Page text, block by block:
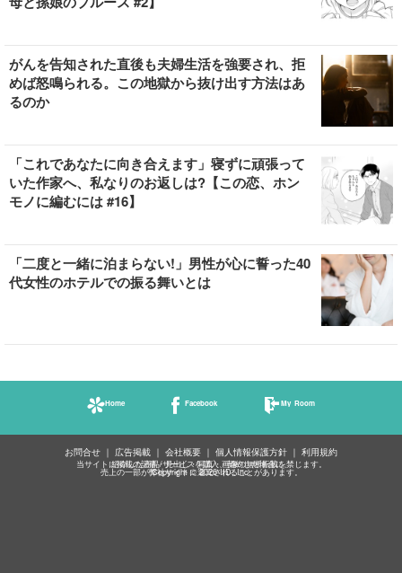
がんを告知された直後も夫婦生活を強要され、拒
めば怒鳴られる。この地獄から抜け出す方法はあ
るのか
「これであなたに向き合えます」寝ずに頑張って
いた作家へ、私なりのお返しは?【この恋、ホン
モノに編むには #16】
「二度と一緒に泊まらない!」男性が心に誓った40
代女性のホテルでの振る舞いとは
Home Facebook My Room
お問合せ 広告掲載 会社概要 個人情報保護方針 利用規約
紹介した商品/サービスを購入、契約した場合に、
売上の一部が弊社サイトに還元されることがあります。
当サイトに掲載の記事・見出し・写真・画像の無断転載を禁じます。
Copyright © 2026 IID, Inc.